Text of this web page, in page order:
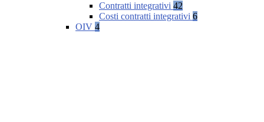
Contratti integrativi 42
Costi contratti integrativi 6
OIV 4